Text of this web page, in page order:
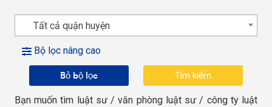
Tất cả quận huyện
Bộ lọc nâng cao
Bỏ bộ lọc
Bạn muốn tìm luật sư / văn phòng luật sư / công ty luật